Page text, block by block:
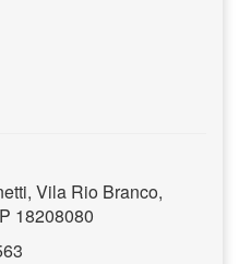
Vila Rio Branco,
18208080